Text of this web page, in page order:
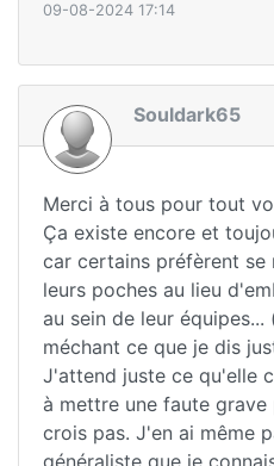
09-08-2024 17:14
Souldark65
Merci à tous pour tout
Ça existe encore et
car certains préfèrent se
leurs poches au lieu
au sein de leur
méchant ce que je dis
J'attend juste ce qu'elle
à mettre une faute
crois pas. J'en ai même
généraliste que je